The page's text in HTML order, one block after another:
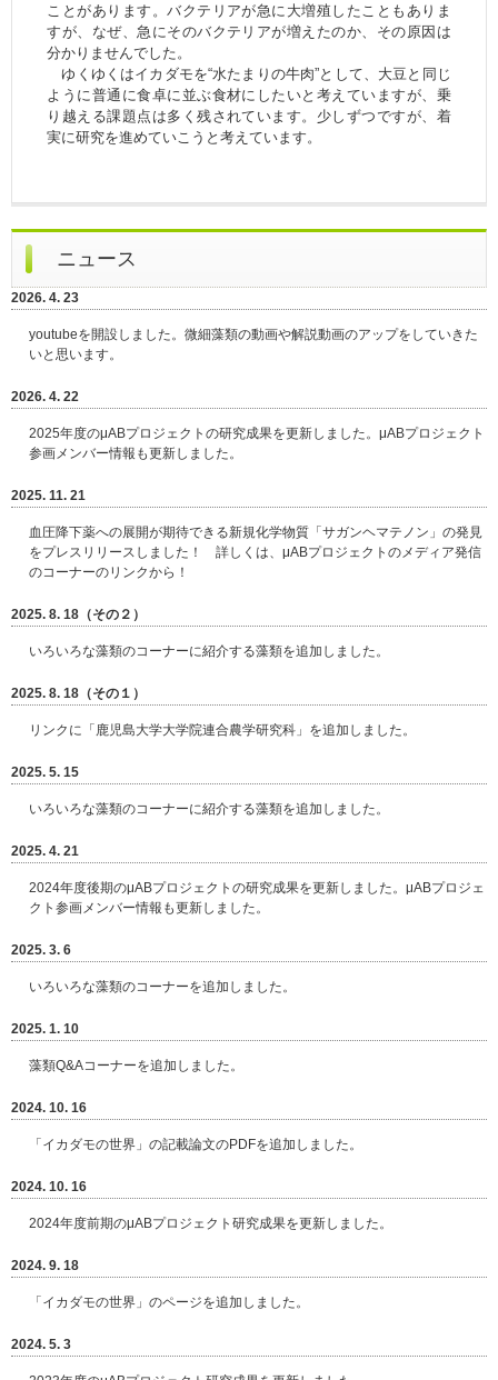
ことがあります。バクテリアが急に大増殖したこともありま
すが、なぜ、急にそのバクテリアが増えたのか、その原因は
分かりませんでした。
ゆくゆくはイカダモを“水たまりの牛肉”として、大豆と同じ
ように普通に食卓に並ぶ食材にしたいと考えていますが、乗
り越える課題点は多く残されています。少しずつですが、着
実に研究を進めていこうと考えています。
ニュース
2026. 4. 23
youtubeを開設しました。微細藻類の動画や解説動画のアップをしていきた
いと思います。
2026. 4. 22
2025年度のμABプロジェクトの研究成果を更新しました。μABプロジェクト
参画メンバー情報も更新しました。
2025. 11. 21
血圧降下薬への展開が期待できる新規化学物質「サガンヘマテノン」の発見
をプレスリリースしました！ 詳しくは、μABプロジェクトのメディア発信
のコーナーのリンクから！
2025. 8. 18（その２）
いろいろな藻類のコーナーに紹介する藻類を追加しました。
2025. 8. 18（その１）
リンクに「鹿児島大学大学院連合農学研究科」を追加しました。
2025. 5. 15
いろいろな藻類のコーナーに紹介する藻類を追加しました。
2025. 4. 21
2024年度後期のμABプロジェクトの研究成果を更新しました。μABプロジェ
クト参画メンバー情報も更新しました。
2025. 3. 6
いろいろな藻類のコーナーを追加しました。
2025. 1. 10
藻類Q&Aコーナーを追加しました。
2024. 10. 16
「イカダモの世界」の記載論文のPDFを追加しました。
2024. 10. 16
2024年度前期のμABプロジェクト研究成果を更新しました。
2024. 9. 18
「イカダモの世界」のページを追加しました。
2024. 5. 3